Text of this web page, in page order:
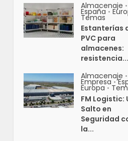
Almacenaje •
España •
Temas
Estanterías
PVC para
almacenes:
resistencia...
Almacenaje •
Empresa •
Europa •
FM Logistic:
Salto en
Seguridad
la...